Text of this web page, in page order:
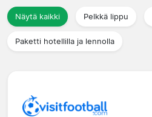
Näytä kaikki Pelkkä lippu
Paketti hotellilla ja lennolla